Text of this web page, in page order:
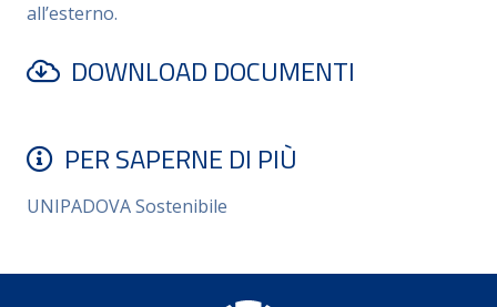
all’esterno.
DOWNLOAD DOCUMENTI
PER SAPERNE DI PIÙ
UNIPADOVA Sostenibile